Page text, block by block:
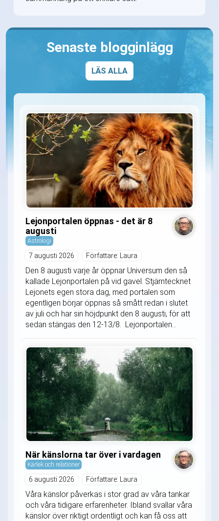
Senaste blogginlägg
LÄS ALLA
Lejonportalen öppnas - det är 8
augusti
Astrologi
7 augusti 2026 Författare: Laura
Den 8 augusti varje år öppnar Universum den så
kallade Lejonportalen på vid gavel. Stjärntecknet
Lejonets egen stora dag, med portalen som
egentligen börjar öppnas så smått redan i slutet
av juli och har sin höjdpunkt den 8 augusti, för att
sedan stängas den 12-13/8. Lejonportalen...
När känslorna tar över i vardagen
Kärlek och relationer
6 augusti 2026 Författare: Laura
Våra känslor påverkas i stor grad av våra tankar
och våra tidigare erfarenheter. Ibland svallar våra
känslor över riktigt ordentligt och kan få oss att